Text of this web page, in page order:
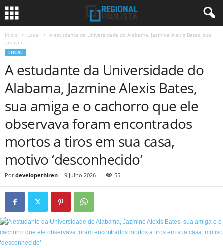
Início Local
A estudante da Universidade do Alabama, Jazmine Alexis Bates, sua
amiga e...
LOCAL
A estudante da Universidade do
Alabama, Jazmine Alexis Bates,
sua amiga e o cachorro que ele
observava foram encontrados
mortos a tiros em sua casa,
motivo ‘desconhecido’
Por developerhiren - 9 Julho 2026 55